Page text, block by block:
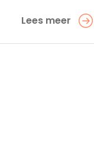
Lees meer